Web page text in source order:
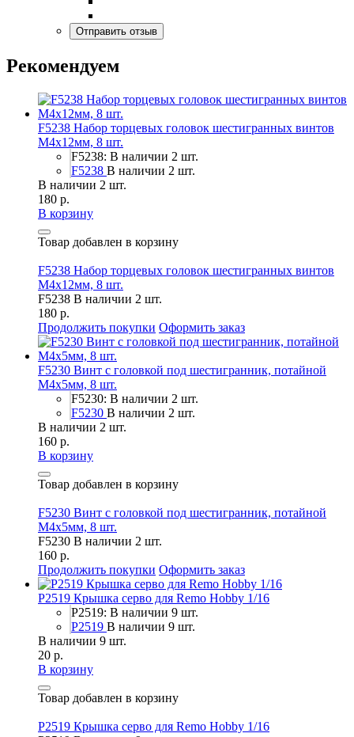
Рекомендуем
F5238 Набор торцевых головок шестигранных винтов
M4x12мм, 8 шт.
F5238: В наличии 2 шт.
F5238 В наличии 2 шт.
В наличии 2 шт.
180 р.
В корзину
Товар добавлен в корзину
F5238 Набор торцевых головок шестигранных винтов
M4x12мм, 8 шт.
F5238 В наличии 2 шт.
180 р.
Продолжить покупки Оформить заказ
F5230 Винт с головкой под шестигранник, потайной
М4х5мм, 8 шт.
F5230: В наличии 2 шт.
F5230 В наличии 2 шт.
В наличии 2 шт.
160 р.
В корзину
Товар добавлен в корзину
F5230 Винт с головкой под шестигранник, потайной
М4х5мм, 8 шт.
F5230 В наличии 2 шт.
160 р.
Продолжить покупки Оформить заказ
P2519 Крышка серво для Remo Hobby 1/16
P2519: В наличии 9 шт.
P2519 В наличии 9 шт.
В наличии 9 шт.
20 р.
В корзину
Товар добавлен в корзину
P2519 Крышка серво для Remo Hobby 1/16